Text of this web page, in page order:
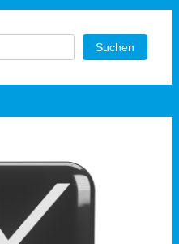
Suchen